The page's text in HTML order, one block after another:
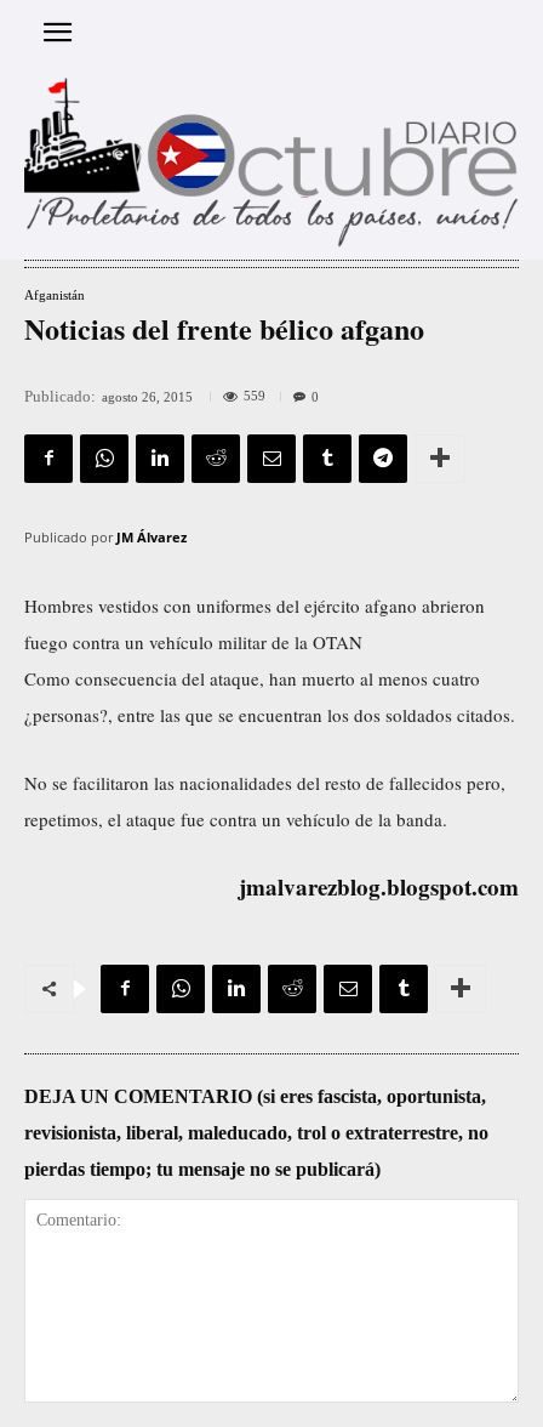
Afganistán
Noticias del frente bélico afgano
Publicado: agosto 26, 2015 559 0
Publicado por JM Álvarez
Hombres vestidos con uniformes del ejército afgano abrieron
fuego contra un vehículo militar de la OTAN
Como consecuencia del ataque, han muerto al menos cuatro
¿personas?, entre las que se encuentran los dos soldados citados.
No se facilitaron las nacionalidades del resto de fallecidos pero,
repetimos, el ataque fue contra un vehículo de la banda.
jmalvarezblog.blogspot.com
DEJA UN COMENTARIO (si eres fascista, oportunista,
revisionista, liberal, maleducado, trol o extraterrestre, no
pierdas tiempo; tu mensaje no se publicará)